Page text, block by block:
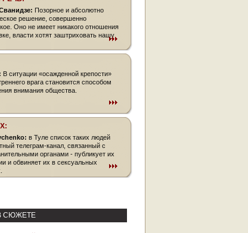
Позорное и абсолютно
решение, совершенно
Оно не имеет никакого отношения
власти хотят заштриховать нашу
В ситуации «осажденной крепости»
врага становится способом
внимания общества.
в Туле список таких людей
телеграм-канал, связанный с
органами - публикует их
и обвиняет их в сексуальных
СЮЖЕТЕ